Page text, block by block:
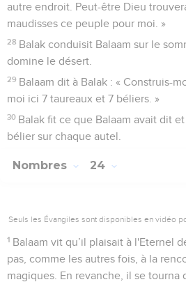
autre endroit. Peut-être Dieu
maudisses ce peuple pour moi. »
28 Balak conduisit Balaam sur le
domine le désert.
29 Balaam dit à Balak : « Construis-
moi ici 7 taureaux et 7 béliers. »
30 Balak fit ce que Balaam avait dit
bélier sur chaque autel.
Nombres 24
Seuls les Évangiles sont disponibles en vidéo
1 Balaam vit qu’il plaisait à l'Eternel
pas, comme les autres fois, à la
magiques. En revanche, il se tourna